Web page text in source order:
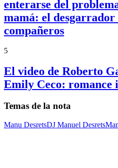
enterarse del
mamá: el desgarrador
compañeros
5
El video de Roberto
Emily Ceco: romance
Temas de la nota
Manu DesretsDJ Manuel Desrets